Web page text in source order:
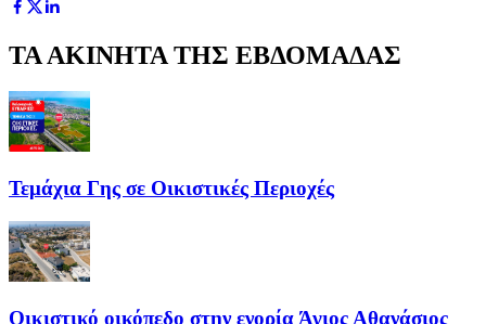
ΤΑ ΑΚΙΝΗΤΑ ΤΗΣ ΕΒΔΟΜΑΔΑΣ
Τεμάχια Γης σε Οικιστικές Περιοχές
Οικιστικό οικόπεδο στην ενορία Άγιος Αθανάσιος